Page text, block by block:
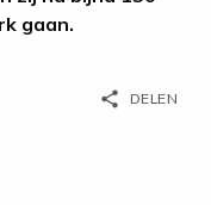
gaan.
share DELEN